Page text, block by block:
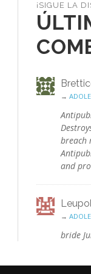
¡SIGUE LA
→
breach
and
→
bride